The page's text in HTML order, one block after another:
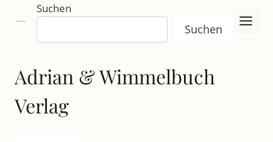
Inhalt
springen
Suchen
Suchen
Adrian & Wimmelbuch
Verlag